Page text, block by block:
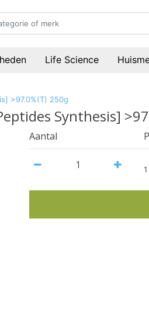
Life Science
>97.0%(T) 250g
Synthesis]
Aantal